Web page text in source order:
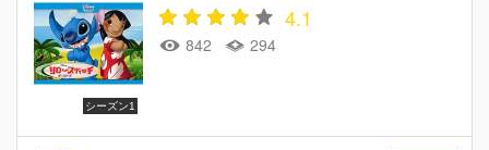
シーズン1
4.1
842 294